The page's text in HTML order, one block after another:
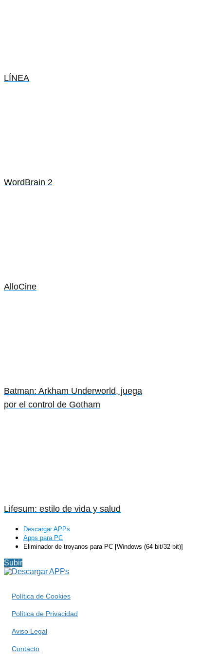
LÍNEA
WordBrain 2
AlloCine
Batman: Arkham Underworld, juega
por el control de Gotham
Lifesum: estilo de vida y salud
Descargar APPs
Apps para PC
Eliminador de troyanos para PC [Windows (64 bit/32 bit)]
Subir
Política de Cookies
Política de Privacidad
Aviso Legal
Contacto